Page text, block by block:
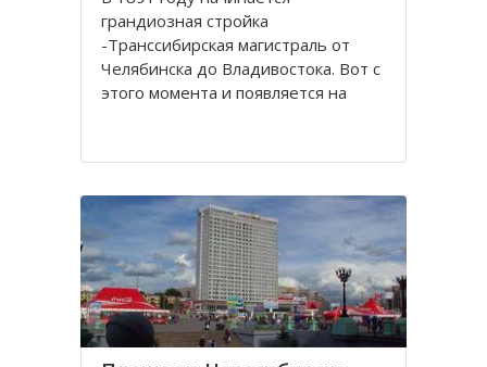
грандиозная стройка
-Транссибирская магистраль от
Челябинска до Владивостока. Вот с
этого момента и появляется на
История его существования
дорогой. Здесь стоит памятник-
паровоз Н.А